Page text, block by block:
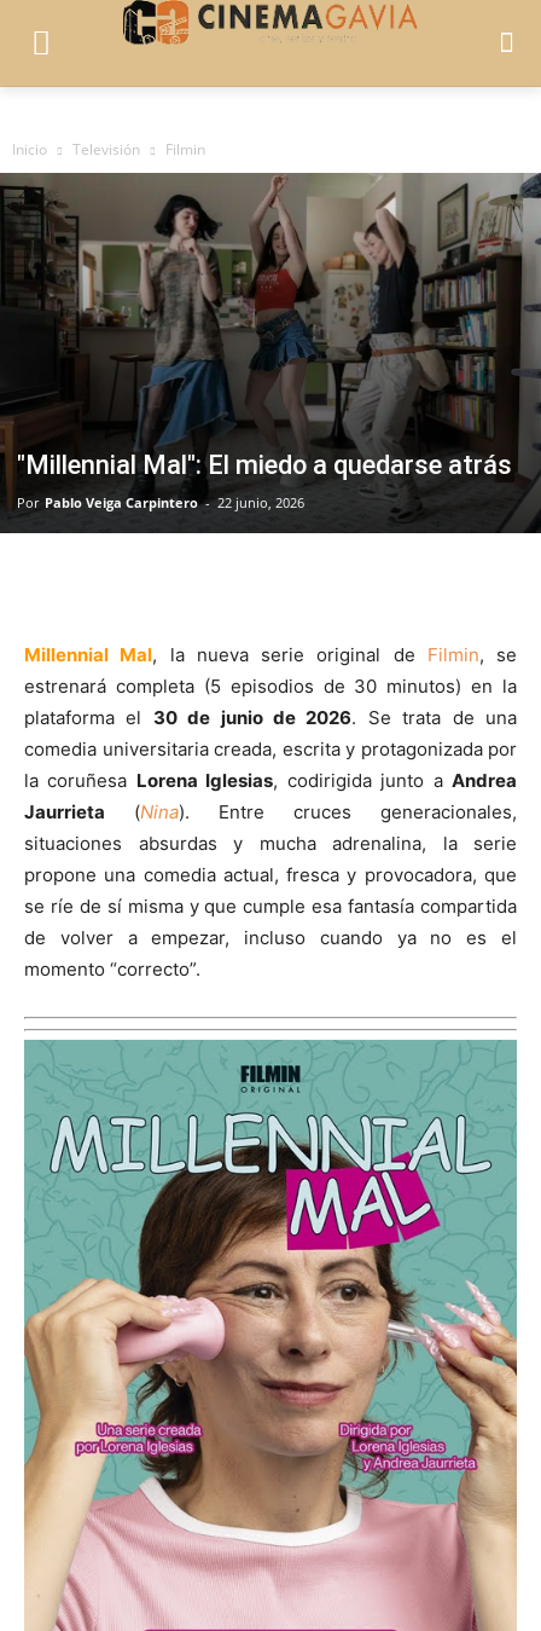
Inicio Televisión Filmin
"Millennial Mal": El miedo a quedarse atrás
Por Pablo Veiga Carpintero - 22 junio, 2026
Millennial Mal, la nueva serie original de Filmin, se
estrenará completa (5 episodios de 30 minutos) en la
plataforma el 30 de junio de 2026. Se trata de una
comedia universitaria creada, escrita y protagonizada por
la coruñesa Lorena Iglesias, codirigida junto aAndrea
Jaurrieta (Nina). Entre cruces generacionales,
situaciones absurdas y mucha adrenalina, la serie
propone una comedia actual, fresca y provocadora, que
se ríe de sí misma y que cumple esa fantasía compartida
de volver a empezar, incluso cuando ya no es el
momento “correcto”.